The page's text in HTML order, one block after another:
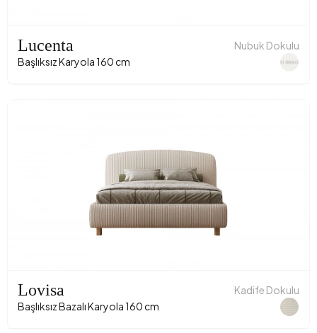
Lucenta
Başlıksız Karyola 160 cm
Nubuk Dokulu
Lovisa
Başlıksız Bazalı Karyola 160 cm
Kadife Dokulu